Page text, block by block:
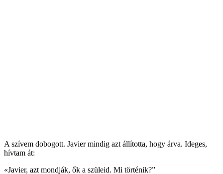
A szívem dobogott. Javier mindig azt állította, hogy árva. Ideges,
hívtam át:
«Javier, azt mondják, ők a szüleid. Mi történik?”